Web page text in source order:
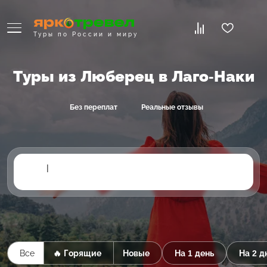
Туры по России и миру
Туры из Люберец в Лаго-Наки
Без переплат Реальные отзывы
|
Все 🔥 Горящие Новые На 1 день На 2